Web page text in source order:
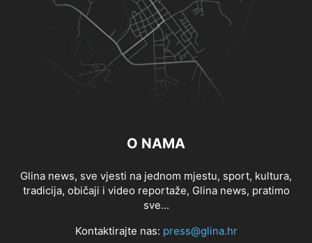
O NAMA
Glina news, sve vjesti na jednom mjestu, sport, kultura,
tradicija, običaji i video reportaže, Glina news, pratimo
sve...
Kontaktirajte nas: press@glina.hr